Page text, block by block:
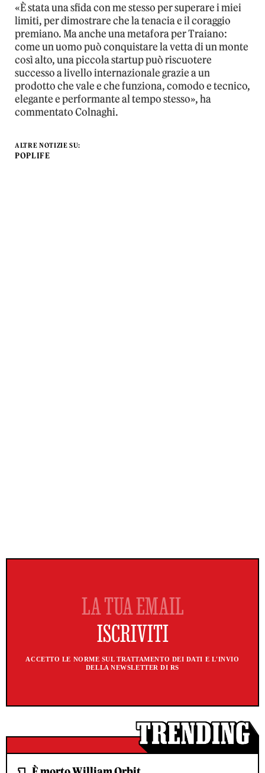
«È stata una sfida con me stesso per superare i miei
limiti, per dimostrare che la tenacia e il coraggio
premiano. Ma anche una metafora per Traiano:
come un uomo può conquistare la vetta di un monte
così alto, una piccola startup può riscuotere
successo a livello internazionale grazie a un
prodotto che vale e che funziona, comodo e tecnico,
elegante e performante al tempo stesso», ha
commentato Colnaghi.
ALTRE NOTIZIE SU:
POPLIFE
ACCETTO LE NORME SUL TRATTAMENTO DEI DATI E L'INVIO
DELLA NEWSLETTER DI RS